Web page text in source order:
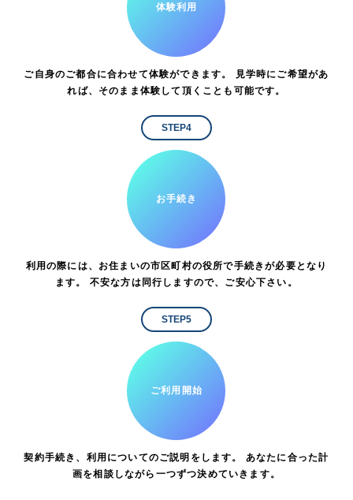
体験利用
ご自身のご都合に合わせて体験ができます。 見学時にご希望があ
れば、そのまま体験して頂くことも可能です。
STEP4
お手続き
利用の際には、お住まいの市区町村の役所で手続きが必要となり
ます。 不安な方は同行しますので、ご安心下さい。
STEP5
ご利用開始
契約手続き、利用についてのご説明をします。 あなたに合った計
画を相談しながら一つずつ決めていきます。